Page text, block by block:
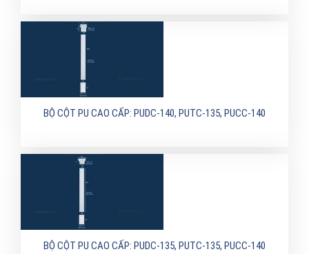
BỘ CỘT PU CAO CẤP: PUDC-140, PUTC-135, PUCC-140
BỘ CỘT PU CAO CẤP: PUDC-135, PUTC-135, PUCC-140